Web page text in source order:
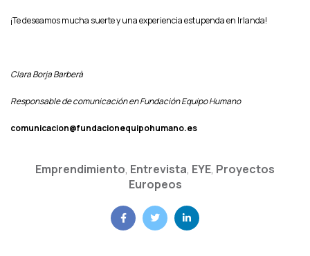
¡Te deseamos mucha suerte y una experiencia estupenda en Irlanda!
Clara Borja Barberà
Responsable de comunicación en Fundación Equipo Humano
comunicacion@fundacionequipohumano.es
Emprendimiento, Entrevista, EYE, Proyectos
Europeos